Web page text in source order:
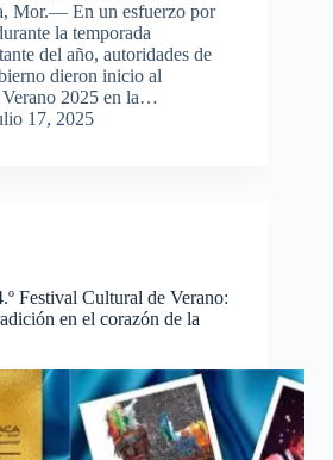
Mor.— En un esfuerzo por
la temporada
del año, autoridades de
dieron inicio al
2025 en la…
17, 2025
Festival Cultural de Verano:
en el corazón de la